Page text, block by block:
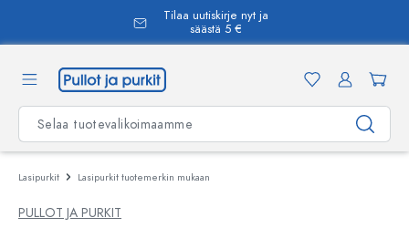
Tilaa uutiskirje nyt ja
säästä 5 €
Lasipurkit Lasipurkit tuotemerkin mukaan
PULLOT JA PURKIT